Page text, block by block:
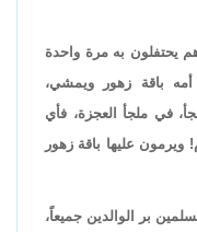
يحتفلون به مرة واحدة
باقة زهور ويمشي،
في ملجأ العجزة، فأي
ويرمون عليها باقة زهور
بر الوالدين جميعاً،